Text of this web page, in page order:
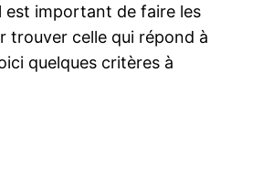
est important de faire les
trouver celle qui répond à
quelques critères à